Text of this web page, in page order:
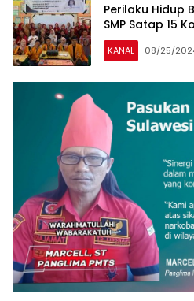
Perilaku Hidup
SMP Satap 15
KANAL 08/25/